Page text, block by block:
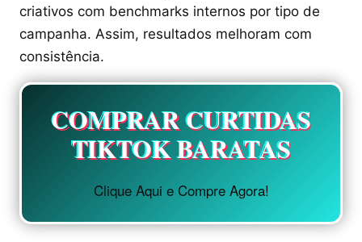
criativos com benchmarks internos por tipo de
campanha. Assim, resultados melhoram com
consistência.
COMPRAR CURTIDAS
TIKTOK BARATAS
Clique Aqui e Compre Agora!